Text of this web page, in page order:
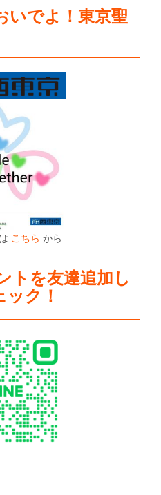
でよ！東京聖
こちら から
トを友達追加し
ク！